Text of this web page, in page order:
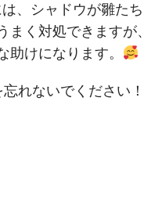
、シャドウが雛た
く対処できますが
けになります。
れないでください！